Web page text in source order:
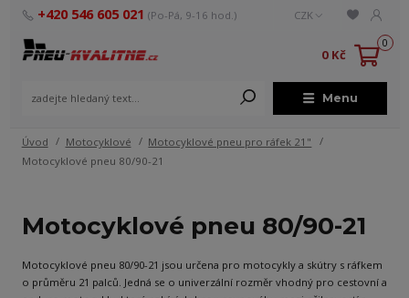
Menu
CZK
+420 546 605 021 (Po-Pá, 9-16 hod.)
0
0 Kč
Úvod Motocyklové
Motocyklové pneu pro ráfek 21"
Motocyklové pneu 80/90-21
Motocyklové pneu 80/90-21
Motocyklové pneu 80/90-21 jsou určena pro motocykly a skútry s ráfkem
o průměru 21 palců. Jedná se o univerzální rozměr vhodný pro cestovní a